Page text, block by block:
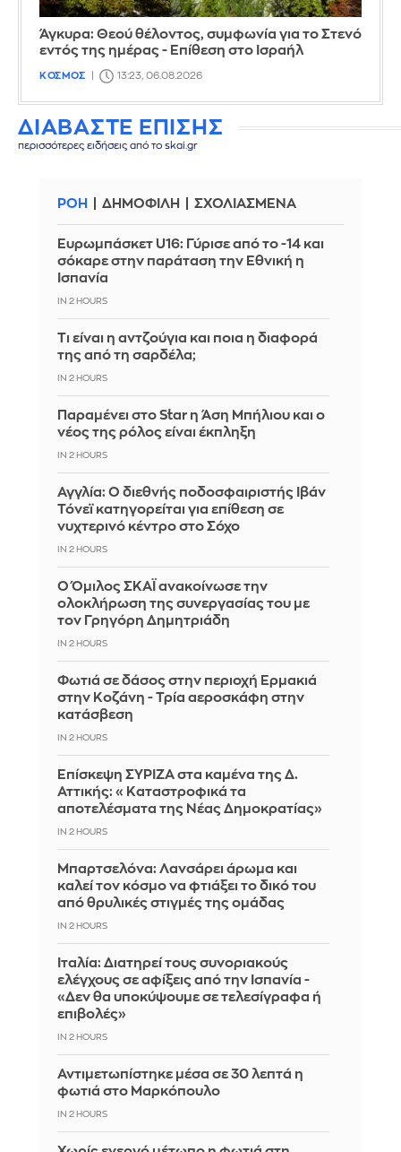
Άγκυρα: Θεού θέλοντος, συμφωνία για το Στενό
εντός της ημέρας - Επίθεση στο Ισραήλ
ΚΟΣΜΟΣ 13:23, 06.08.2026
ΔΙΑΒΑΣΤΕ ΕΠΙΣΗΣ
περισσότερες ειδήσεις από το skai.gr
ΡΟΗ ΔΗΜΟΦΙΛΗ ΣΧΟΛΙΑΣΜΕΝΑ
Ευρωμπάσκετ U16: Γύρισε από το -14 και
σόκαρε στην παράταση την Εθνική η
Ισπανία
IN 2 HOURS
Τι είναι η αντζούγια και ποια η διαφορά
της από τη σαρδέλα;
IN 2 HOURS
Παραμένει στο Star η Άση Μπήλιου και ο
νέος της ρόλος είναι έκπληξη
IN 2 HOURS
Αγγλία: Ο διεθνής ποδοσφαιριστής Ιβάν
Τόνεϊ κατηγορείται για επίθεση σε
νυχτερινό κέντρο στο Σόχο
IN 2 HOURS
Ο Όμιλος ΣΚΑΪ ανακοίνωσε την
ολοκλήρωση της συνεργασίας του με
τον Γρηγόρη Δημητριάδη
IN 2 HOURS
Φωτιά σε δάσος στην περιοχή Ερμακιά
στην Κοζάνη - Τρία αεροσκάφη στην
κατάσβεση
IN 2 HOURS
Επίσκεψη ΣΥΡΙΖΑ στα καμένα της Δ.
Αττικής: «Καταστροφικά τα
αποτελέσματα της Νέας Δημοκρατίας»
IN 2 HOURS
Μπαρτσελόνα: Λανσάρει άρωμα και
καλεί τον κόσμο να φτιάξει το δικό του
από θρυλικές στιγμές της ομάδας
IN 2 HOURS
Ιταλία: Διατηρεί τους συνοριακούς
ελέγχους σε αφίξεις από την Ισπανία -
«Δεν θα υποκύψουμε σε τελεσίγραφα ή
επιβολές»
IN 2 HOURS
Αντιμετωπίστηκε μέσα σε 30 λεπτά η
φωτιά στο Μαρκόπουλο
IN 2 HOURS